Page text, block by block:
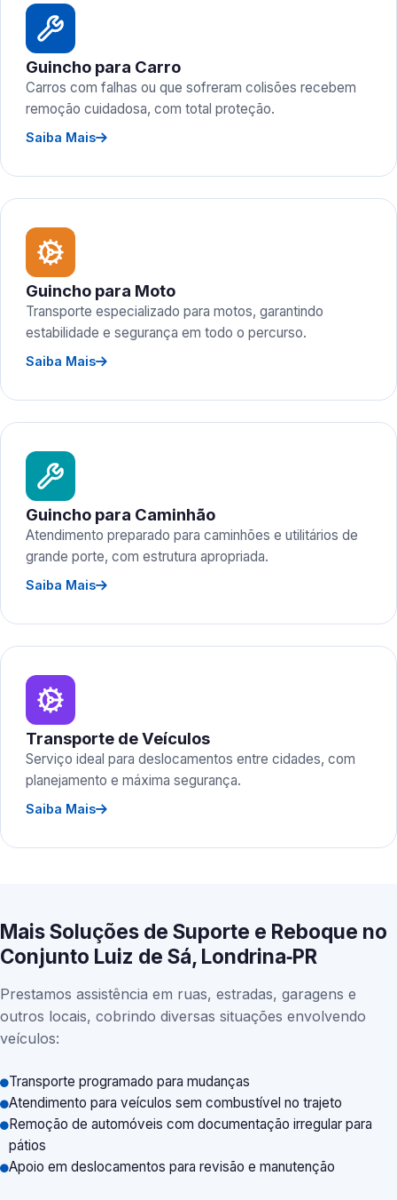
Guincho para Carro
Carros com falhas ou que sofreram colisões recebem
remoção cuidadosa, com total proteção.
Saiba Mais
Guincho para Moto
Transporte especializado para motos, garantindo
estabilidade e segurança em todo o percurso.
Saiba Mais
Guincho para Caminhão
Atendimento preparado para caminhões e utilitários de
grande porte, com estrutura apropriada.
Saiba Mais
Transporte de Veículos
Serviço ideal para deslocamentos entre cidades, com
planejamento e máxima segurança.
Saiba Mais
Mais Soluções de Suporte e Reboque no
Conjunto Luiz de Sá, Londrina‑PR
Prestamos assistência em ruas, estradas, garagens e
outros locais, cobrindo diversas situações envolvendo
veículos:
Transporte programado para mudanças
Atendimento para veículos sem combustível no trajeto
Remoção de automóveis com documentação irregular para
pátios
Apoio em deslocamentos para revisão e manutenção